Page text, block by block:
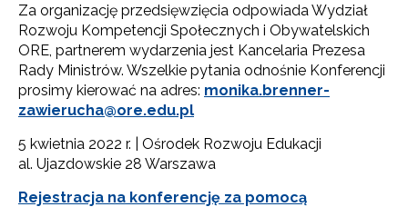
Za organizację przedsięwzięcia odpowiada Wydział
Rozwoju Kompetencji Społecznych i Obywatelskich
ORE, partnerem wydarzenia jest Kancelaria Prezesa
Rady Ministrów. Wszelkie pytania odnośnie Konferencji
prosimy kierować na adres: monika.brenner-
zawierucha@ore.edu.pl
5 kwietnia 2022 r. | Ośrodek Rozwoju Edukacji
al. Ujazdowskie 28 Warszawa
Rejestracja na konferencję za pomocą